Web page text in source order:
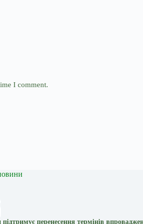
I comment.
перенесення термінів